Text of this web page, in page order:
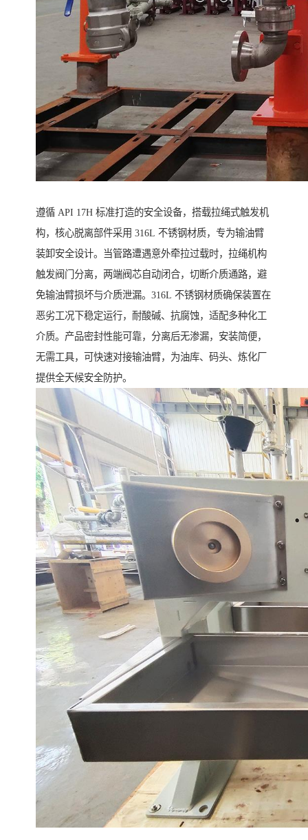
遵循 API 17H 标准打造的安全设备，搭载拉绳式触发机
构，核心脱离部件采用 316L 不锈钢材质，专为输油臂
装卸安全设计。当管路遭遇意外牵拉过载时，拉绳机构
触发阀门分离，两端阀芯自动闭合，切断介质通路，避
免输油臂损坏与介质泄漏。316L 不锈钢材质确保装置在
恶劣工况下稳定运行，耐酸碱、抗腐蚀，适配多种化工
介质。产品密封性能可靠，分离后无渗漏，安装简便，
无需工具，可快速对接输油臂，为油库、码头、炼化厂
提供全天候安全防护。